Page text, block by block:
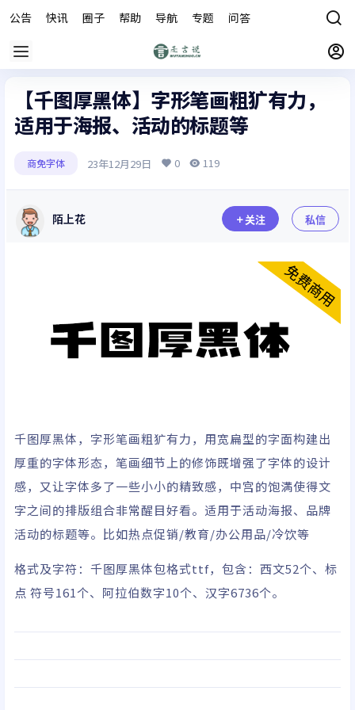
公告 快讯 圈子 帮助 导航 专题 问答
【千图厚黑体】字形笔画粗犷有力，
适用于海报、活动的标题等
商免字体 23年12月29日 0 119
陌上花 关注 私信
千图厚黑体，字形笔画粗犷有力，用宽扁型的字面构建出
厚重的字体形态，笔画细节上的修饰既增强了字体的设计
感，又让字体多了一些小小的精致感，中宫的饱满使得文
字之间的排版组合非常醒目好看。适用于活动海报、品牌
活动的标题等。比如热点促销/教育/办公用品/冷饮等
格式及字符：千图厚黑体包格式ttf，包含：西文52个、标
点 符号161个、阿拉伯数字10个、汉字6736个。